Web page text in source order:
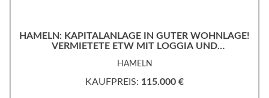
HAMELN: KAPITALANLAGE IN GUTER WOHNLAGE!
VERMIETETE ETW MIT LOGGIA UND
HAMELN
KAUFPREIS: 115.000 €